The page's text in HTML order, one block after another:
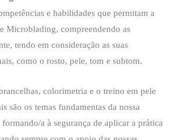
e habilidades que permitam a
Microblading, compreendendo as
tendo em consideração as suas
como o rosto, pele, tom e subtom.
colorimetria e o treino em pele
são os temas fundamentas da nossa
a à segurança de aplicar a prática